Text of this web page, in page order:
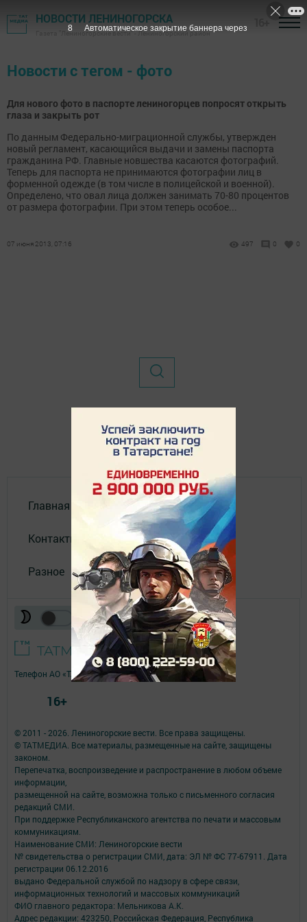
НОВОСТИ ЛЕНИНОГОРСКА
Газета "Лениногорские вести" - Лениногорский район
Новости с тегом - фото
Для нового фото в паспорте лениногорцев попросят открыть
глаза и закрыть рот
По данным Федерально-миграционной службы, утвержден
новый регламент, касающийся выдачи и замены паспорта
гражданина РФ. Главные новшества касаются фотографий.
Теперь для паспорта не принимаются фотографии лиц в
форменной одежде (в том числе в полицейской и военной).
Определено, что овал лица должен занимать 70-80 процентов
от размера фотографии. При этом теперь особое...
07 июня 2013, 07:16 497 0 0
Главная
Контакты
Разное
© 2011 - 2026. Лениногорские вести. Все права защищены.
© ТАТМЕДИА. Все материалы, размещенные на сайте, защищены
законом.
Перепечатка, воспроизведение и распространение в любом объеме
информации,
размещенной на сайте, возможна только с письменного согласия
редакций СМИ.
При поддержке Республиканского агентства по печати и массовым
коммуникациям.
Наименование СМИ: Лениногорские вести
№ свидетельства о регистрации СМИ, дата: ЭЛ № ФС 77-67911. Дата
регистрации 06.12.2016
выдано Федеральной службой по надзору в сфере связи,
информационных технологий и массовых коммуникаций
ФИО главного редактора: Мельникова А.К.
Адрес редакции: 423250, Российская Федерация, Республика
Телефон АО «ТАТМЕДИА»:(843) 222 09 84
16+
7 Автоматическое закрытие баннера через